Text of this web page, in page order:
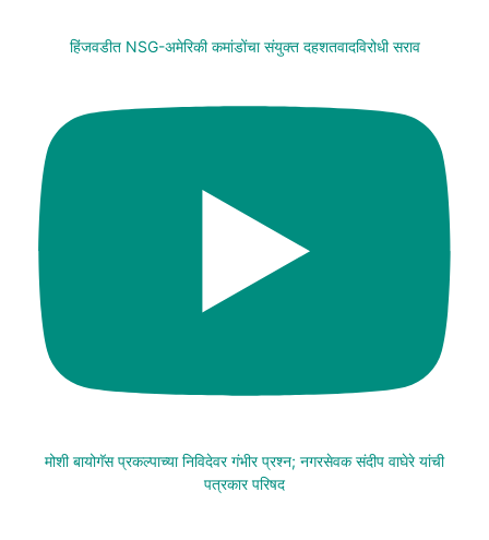
हिंजवडीत NSG-अमेरिकी कमांडोंचा संयुक्त दहशतवादविरोधी सराव
मोशी बायोगॅस प्रकल्पाच्या निविदेवर गंभीर प्रश्न; नगरसेवक संदीप वाघेरे यांची
पत्रकार परिषद